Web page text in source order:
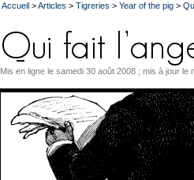
Accueil >Articles > Tigreries > Year of the pig >
Mis en ligne le samedi 30 août 2008 ; mis à jour le